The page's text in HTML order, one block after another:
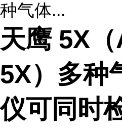
种气体...
天鹰 5X
5X）多种
仪可同时